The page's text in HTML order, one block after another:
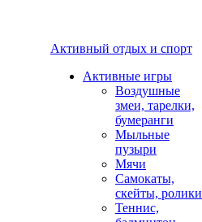
Активный отдых и спорт
Активные игры
Воздушные
змеи, тарелки,
бумеранги
Мыльные
пузыри
Мячи
Самокаты,
скейты, ролики
Теннис,